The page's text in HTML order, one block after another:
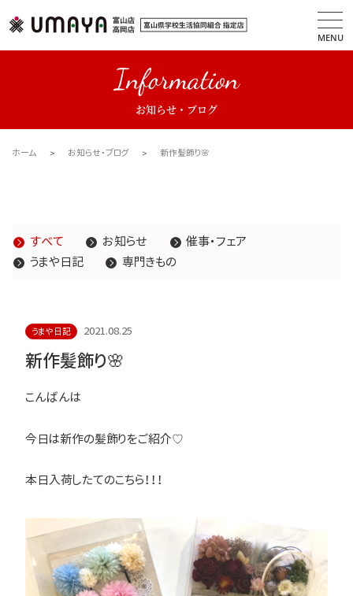
MENU
Information
お知らせ・ブログ
ホーム お知らせ・ブログ 新作髪飾り🌸
すべて お知らせ
催事・フェア
うまや日記
専門きもの
うまや日記 2021.08.25
新作髪飾り🌸
こんばんは
今日は新作の髪飾りをご紹介♡
本日入荷したてのこちら！！！